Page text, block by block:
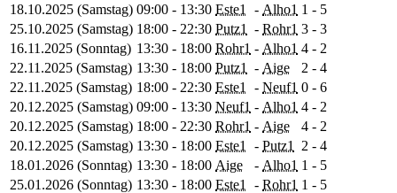
18.10.2025 (Samstag) 09:00 - 13:30 Este1 - Alho1 1 - 5
25.10.2025 (Samstag) 18:00 - 22:30 Putz1 - Rohr1 3 - 3
16.11.2025 (Sonntag) 13:30 - 18:00 Rohr1 - Alho1 4 - 2
22.11.2025 (Samstag) 13:30 - 18:00 Putz1 - Aige 2 - 4
22.11.2025 (Samstag) 18:00 - 22:30 Este1 - Neuf1 0 - 6
20.12.2025 (Samstag) 09:00 - 13:30 Neuf1 - Alho1 4 - 2
20.12.2025 (Samstag) 18:00 - 22:30 Rohr1 - Aige 4 - 2
20.12.2025 (Samstag) 13:30 - 18:00 Este1 - Putz1 2 - 4
18.01.2026 (Sonntag) 13:30 - 18:00 Aige - Alho1 1 - 5
25.01.2026 (Sonntag) 13:30 - 18:00 Este1 - Rohr1 1 - 5